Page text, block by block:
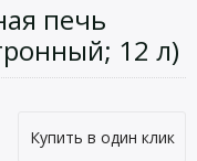
печь
12 л)
Купить в один клик